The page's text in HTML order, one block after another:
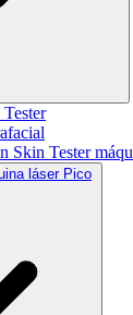
Skin Tester
láser Pico